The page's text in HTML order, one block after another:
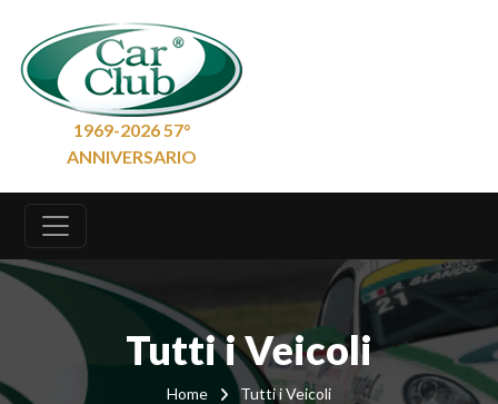
1969-2026 57°
ANNIVERSARIO
Tutti i Veicoli
Home Tutti i Veicoli